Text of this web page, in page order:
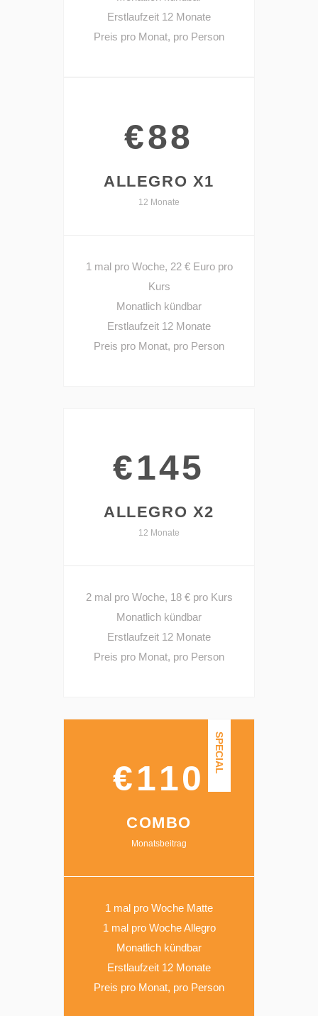
Erstlaufzeit 12 Monate
Preis pro Monat, pro Person
€88
ALLEGRO X1
12 Monate
1 mal pro Woche, 22 € Euro pro
Kurs
Monatlich kündbar
Erstlaufzeit 12 Monate
Preis pro Monat, pro Person
€145
ALLEGRO X2
12 Monate
2 mal pro Woche, 18 € pro Kurs
Monatlich kündbar
Erstlaufzeit 12 Monate
Preis pro Monat, pro Person
SPECIAL
€110
COMBO
Monatsbeitrag
1 mal pro Woche Matte
1 mal pro Woche Allegro
Monatlich kündbar
Erstlaufzeit 12 Monate
Preis pro Monat, pro Person